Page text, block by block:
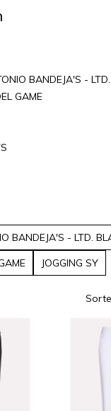
BANDEJA'S -
GAME
BANDEJA'S - LTD.
JOGGING SY